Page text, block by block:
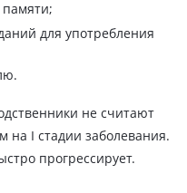
для употребления
не считают
на I стадии заболевания.
прогрессирует.